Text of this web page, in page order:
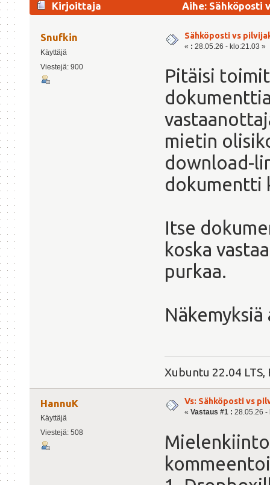
Kirjoittaja Aihe: Sähköposti
Snufkin
Käyttäjä
Viestejä: 900
Sähköposti vs
« : 28.05.26 - klo:21.03 »
Pitäisi
mietin
download-
dokumentti
Itse
koska
purkaa.
Näkemyksiä
Xubuntu 22.04
HannuK
Käyttäjä
Viestejä: 508
Vs: Sähköposti vs
« Vastaus #1 : 28.05.26 -